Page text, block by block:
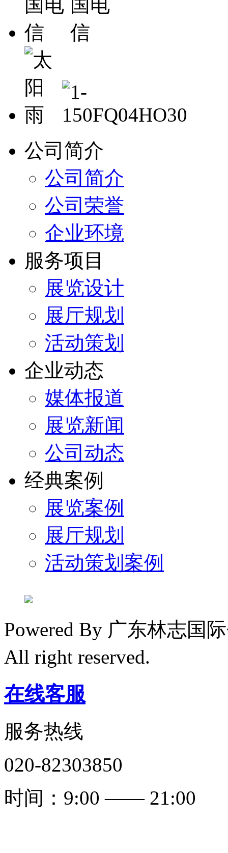
公司简介
公司简介
公司荣誉
企业环境
服务项目
展览设计
展厅规划
活动策划
企业动态
媒体报道
展览新闻
公司动态
经典案例
展览案例
展厅规划
活动策划案例
Powered By 广东林志国
All right reserved.
在线客服
服务热线
020-82303850
时间：9:00 —— 21:00